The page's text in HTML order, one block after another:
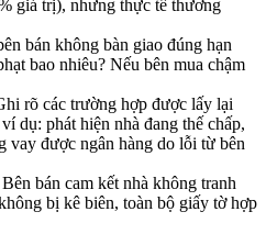
giá trị), nhưng thực tế thương
bán không bàn giao đúng hạn
bao nhiêu? Nếu bên mua chậm
rõ các trường hợp được lấy lại
dụ: phát hiện nhà đang thế chấp,
vay được ngân hàng do lỗi từ bên
Bên bán cam kết nhà không tranh
bị kê biên, toàn bộ giấy tờ hợp